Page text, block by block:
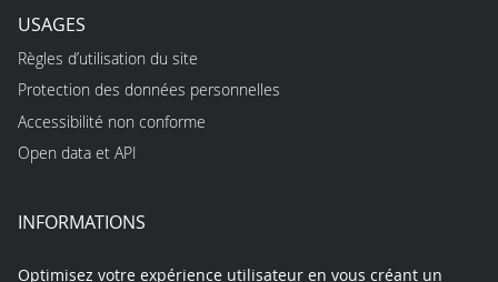
USAGES
Règles d’utilisation du site
Protection des données personnelles
Accessibilité non conforme
Open data et API
INFORMATIONS
Optimisez votre expérience utilisateur en vous créant un